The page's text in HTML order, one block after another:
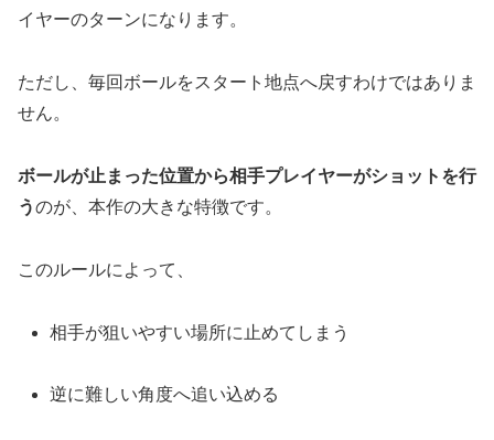
イヤーのターンになります。
ただし、毎回ボールをスタート地点へ戻すわけではありま
せん。
ボールが止まった位置から相手プレイヤーがショットを行
うのが、本作の大きな特徴です。
このルールによって、
相手が狙いやすい場所に止めてしまう
逆に難しい角度へ追い込める